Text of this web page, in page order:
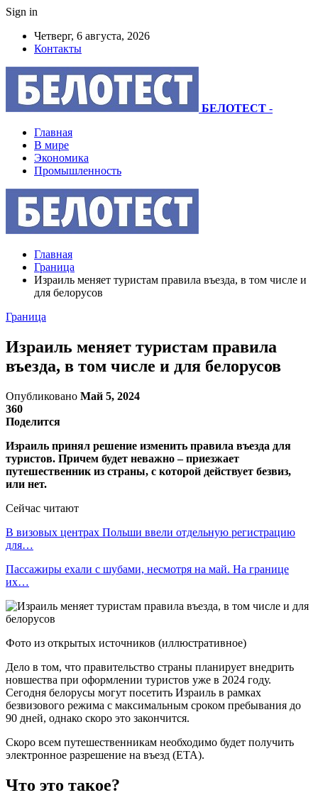
Sign in
Четверг, 6 августа, 2026
Контакты
БЕЛОТЕСТ -
Главная
В мире
Экономика
Промышленность
Главная
Граница
Израиль меняет туристам правила въезда, в том числе и
для белорусов
Граница
Израиль меняет туристам правила
въезда, в том числе и для белорусов
Опубликовано Май 5, 2024
360
Поделится
Израиль принял решение изменить правила въезда для
туристов. Причем будет неважно – приезжает
путешественник из страны, с которой действует безвиз,
или нет.
Сейчас читают
В визовых центрах Польши ввели отдельную регистрацию
для…
Пассажиры ехали с шубами, несмотря на май. На границе
их…
Фото из открытых источников (иллюстративное)
Дело в том, что правительство страны планирует внедрить
новшества при оформлении туристов уже в 2024 году.
Сегодня белорусы могут посетить Израиль в рамках
безвизового режима с максимальным сроком пребывания до
90 дней, однако скоро это закончится.
Скоро всем путешественникам необходимо будет получить
электронное разрешение на въезд (ETA).
Что это такое?